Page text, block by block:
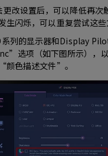
更改设置后，可以降低再次
生闪烁，可以重复尝试这些
系列的显示器和Display
选项（如下图所示），
颜色描述文件”。